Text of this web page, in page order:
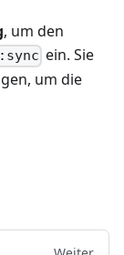
, um den
:sync ein. Sie
um die